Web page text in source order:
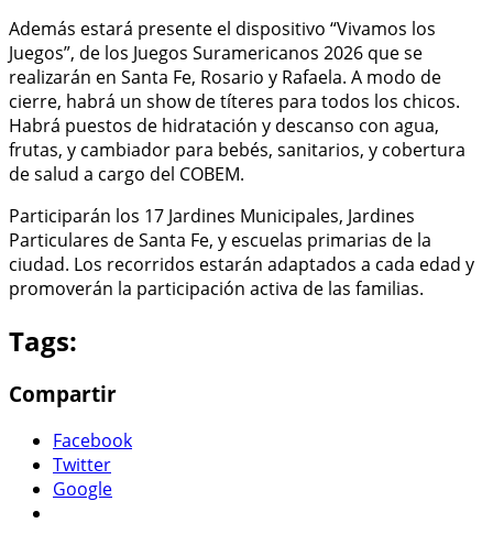
Además estará presente el dispositivo “Vivamos los
Juegos”, de los Juegos Suramericanos 2026 que se
realizarán en Santa Fe, Rosario y Rafaela. A modo de
cierre, habrá un show de títeres para todos los chicos.
Habrá puestos de hidratación y descanso con agua,
frutas, y cambiador para bebés, sanitarios, y cobertura
de salud a cargo del COBEM.
Participarán los 17 Jardines Municipales, Jardines
Particulares de Santa Fe, y escuelas primarias de la
ciudad. Los recorridos estarán adaptados a cada edad y
promoverán la participación activa de las familias.
Tags:
Compartir
Facebook
Twitter
Google